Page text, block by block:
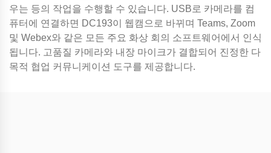
우는 등의 작업을 수행할 수 있습니다. USB로 카메라를 컴
퓨터에 연결하면 DC193이 웹캠으로 바뀌며 Teams, Zoom
및 Webex와 같은 모든 주요 화상 회의 소프트웨어에서 인식
됩니다. 고품질 카메라와 내장 마이크가 결합되어 진정한 다
목적 협업 커뮤니케이션 도구를 제공합니다.